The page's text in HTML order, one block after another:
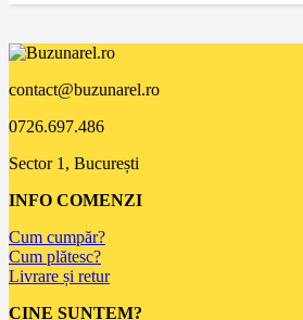
contact@buzunarel.ro
0726.697.486
Sector 1, București
INFO COMENZI
Cum cumpăr?
Cum plătesc?
Livrare și retur
CINE SUNTEM?